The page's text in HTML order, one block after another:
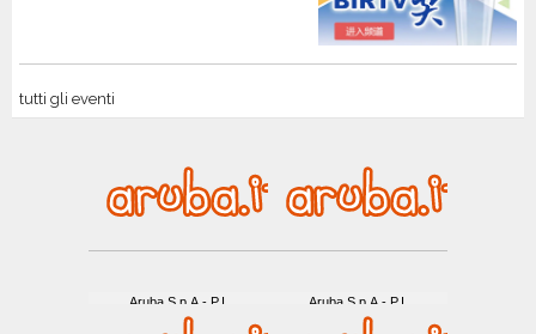
tutti gli eventi